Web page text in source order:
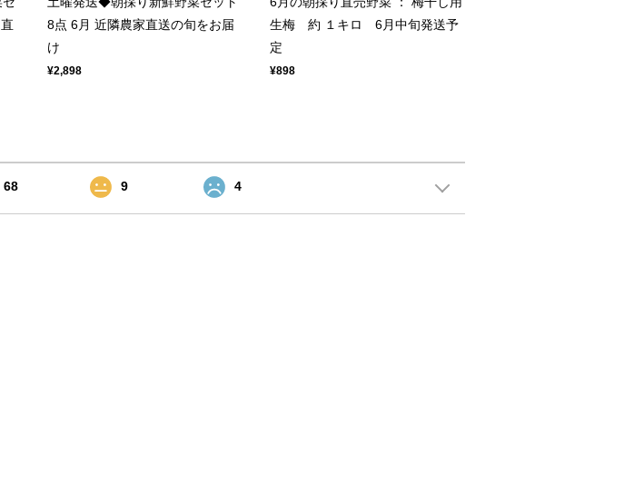
8点 6月 近隣農家直送の旬をお届
け
¥2,898
生梅 約 １キロ 6月中旬発送予
定
¥898
68 9 4